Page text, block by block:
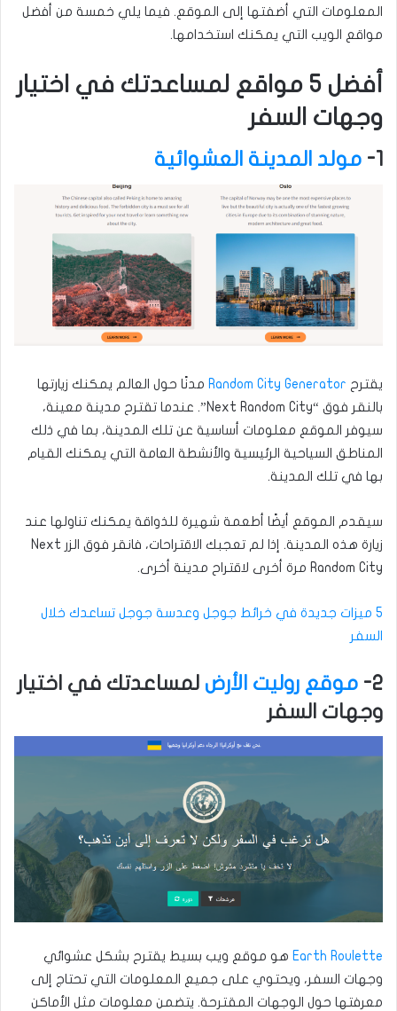
المعلومات التي أضفتها إلى الموقع. فيما يلي خمسة من أفضل
مواقع الويب التي يمكنك استخدامها.
أفضل 5 مواقع لمساعدتك في اختيار
وجهات السفر
1- مولد المدينة العشوائية
يقترح
مدنًا حول العالم يمكنك زيارتها
بالنقر فوق “Next Random City”. عندما تقترح مدينة معينة،
سيوفر الموقع معلومات أساسية عن تلك المدينة، بما في ذلك
المناطق السياحية الرئيسية والأنشطة العامة التي يمكنك القيام
بها في تلك المدينة.
سيقدم الموقع أيضًا أطعمة شهيرة للذواقة يمكنك تناولها عند
زيارة هذه المدينة. إذا لم تعجبك الاقتراحات، فانقر فوق الزر Next
Random City مرة أخرى لاقتراح مدينة أخرى.
5 ميزات جديدة في خرائط جوجل وعدسة جوجل تساعدك خلال
السفر
2- موقع روليت الأرض لمساعدتك في اختيار
وجهات السفر
Earth Roulette هو موقع ويب بسيط يقترح بشكل عشوائي
وجهات السفر، ويحتوي على جميع المعلومات التي تحتاج إلى
معرفتها حول الوجهات المقترحة. يتضمن معلومات مثل الأماكن